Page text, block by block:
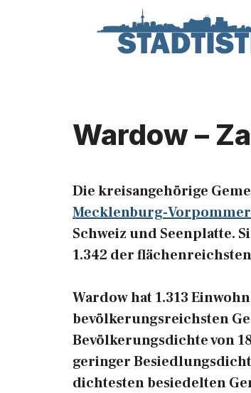
Wardow –
Die kreisangehörige
Mecklenburg-
Schweiz und Seenplatte.
1.342 der
Wardow hat 1.313
bevölkerungsreichsten
Bevölkerungsdichte von
geringer
dichtesten besiedelten